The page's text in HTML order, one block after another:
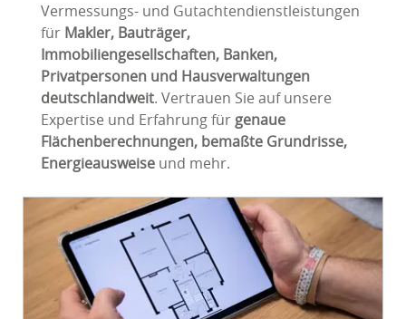
Vermessungs- und Gutachtendienstleistungen
für Makler, Bauträger,
Immobiliengesellschaften, Banken,
Privatpersonen und Hausverwaltungen
deutschlandweit. Vertrauen Sie auf unsere
Expertise und Erfahrung für genaue
Flächenberechnungen, bemaßte Grundrisse,
Energieausweise und mehr.